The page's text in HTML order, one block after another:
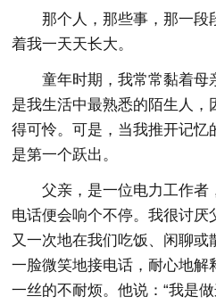
那个人，那些事，那一段
着我一天天长大。
童年时期，我常常黏着母
是我生活中最熟悉的陌生人，
得可怜。可是，当我推开记忆
是第一个跃出。
父亲，是一位电力工作者
电话便会响个不停。我很讨厌
又一次地在我们吃饭、闲聊或
一脸微笑地接电话，耐心地解
一丝的不耐烦。他说：“我是